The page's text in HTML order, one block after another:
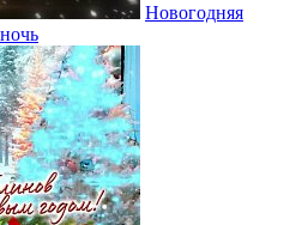
Новогодняя